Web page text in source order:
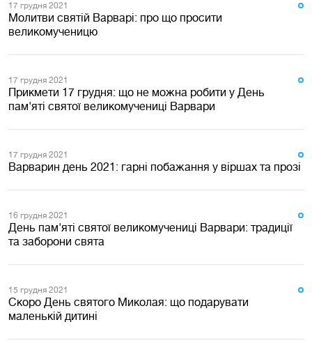
17 грудня 2021
Молитви святій Варварі: про що просити
великомученицю
17 грудня 2021
Прикмети 17 грудня: що не можна робити у День
пам'яті святої великомучениці Варвари
17 грудня 2021
Варварин день 2021: гарні побажання у віршах та прозі
16 грудня 2021
День пам'яті святої великомучениці Варвари: традиції
та заборони свята
15 грудня 2021
Скоро День святого Миколая: що подарувати
маленькій дитині